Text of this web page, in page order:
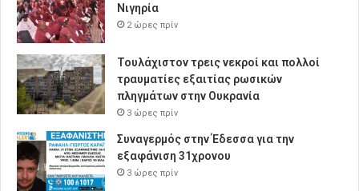
Νιγηρία
2 ώρες πρίν
Τουλάχιστον τρεις νεκροί και πολλοί
τραυματίες εξαιτίας ρωσικών
πληγμάτων στην Ουκρανία
3 ώρες πρίν
Συναγερμός στην Έδεσσα για την
εξαφάνιση 31χρονου
3 ώρες πρίν